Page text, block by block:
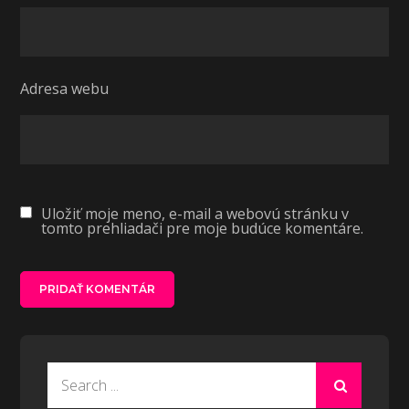
Adresa webu
Uložiť moje meno, e-mail a webovú stránku v
tomto prehliadači pre moje budúce komentáre.